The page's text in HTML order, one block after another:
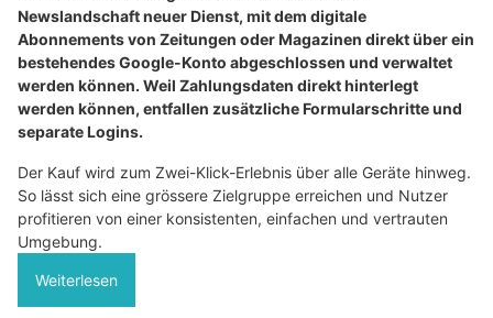
Newslandschaft neuer Dienst, mit dem digitale
Abonnements von Zeitungen oder Magazinen direkt über ein
bestehendes Google-Konto abgeschlossen und verwaltet
werden können. Weil Zahlungsdaten direkt hinterlegt
werden können, entfallen zusätzliche Formularschritte und
separate Logins.
Der Kauf wird zum Zwei-Klick-Erlebnis über alle Geräte hinweg.
So lässt sich eine grössere Zielgruppe erreichen und Nutzer
profitieren von einer konsistenten, einfachen und vertrauten
Umgebung.
Weiterlesen